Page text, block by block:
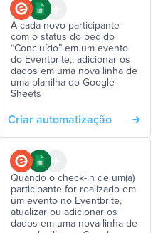
A cada novo participante
com o status do pedido
“Concluído” em um evento
do Eventbrite,, adicionar os
dados em uma nova linha de
uma planilha do Google
Sheets
Criar automatização
Quando o check-in de um(a)
participante for realizado em
um evento no Eventbrite,
atualizar ou adicionar os
dados em uma nova linha de